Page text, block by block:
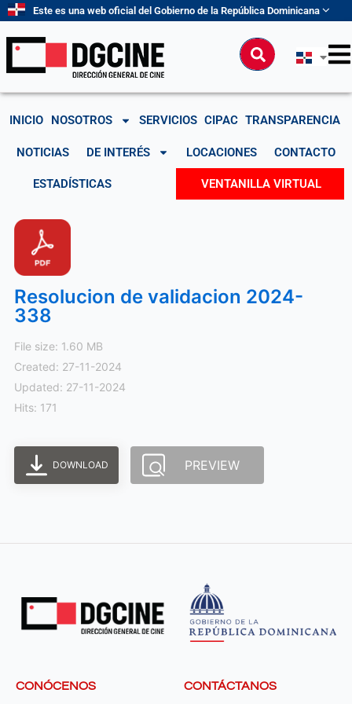
contenido
Este es una web oficial del Gobierno de la República Dominicana
Buscar
INICIO NOSOTROS SERVICIOS CIPAC TRANSPARENCIA
NOTICIAS DE INTERÉS LOCACIONES CONTACTO
ESTADÍSTICAS VENTANILLA VIRTUAL
Resolucion de validacion 2024-
338
File size: 1.60 MB
Created: 27-11-2024
Updated: 27-11-2024
Hits: 171
DOWNLOAD PREVIEW
CONÓCENOS CONTÁCTANOS